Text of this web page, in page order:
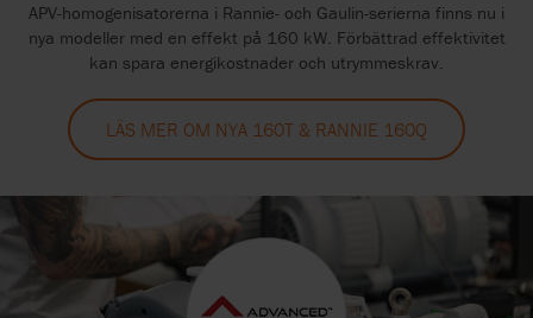
APV-homogenisatorerna i Rannie- och Gaulin-serierna finns nu i
nya modeller med en effekt på 160 kW. Förbättrad effektivitet
kan spara energikostnader och utrymmeskrav.
LÄS MER OM NYA 160T & RANNIE 160Q